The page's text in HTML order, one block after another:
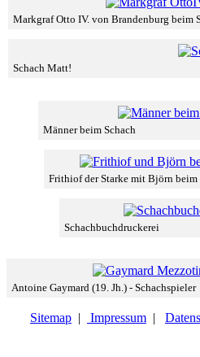
Markgraf Otto IV. von Brandenburg beim
Schach Matt!
Männer beim Schach
Frithiof der Starke mit Björn beim
Schachbuchdruckerei
Antoine Gaymard (19. Jh.) - Schachspieler
Sitemap | Impressum |